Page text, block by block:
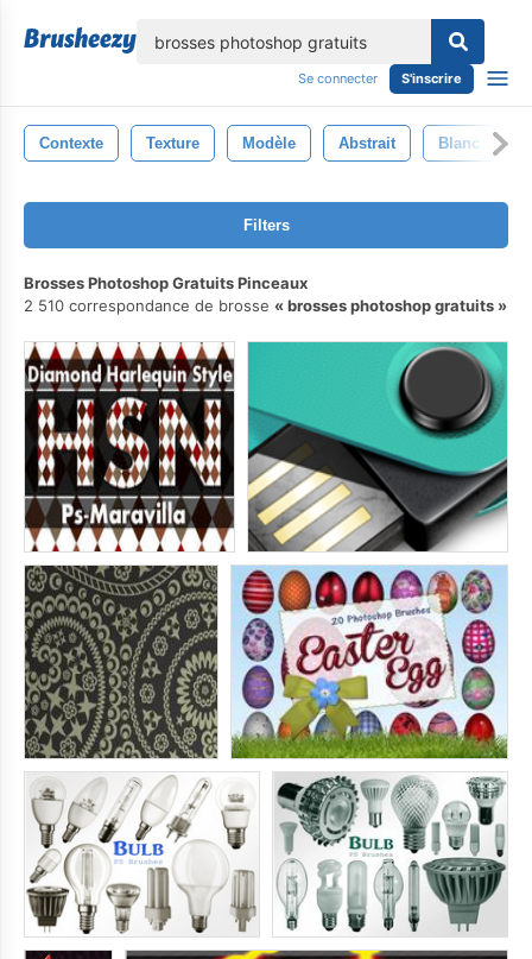
Se connecter S'inscrire
Contexte Texture Modèle Abstrait Blanc
Filters
Brosses Photoshop Gratuits Pinceaux
2 510 correspondance de brosse
brosses photoshop gratuits